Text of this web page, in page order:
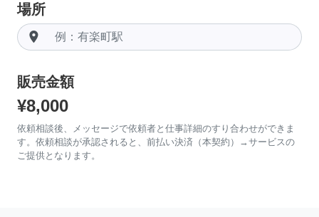
場所
room
販売金額
¥8,000
依頼相談後、メッセージで依頼者と仕事詳細のすり合わせができま
す。依頼相談が承認されると、前払い決済（本契約）→サービスの
ご提供となります。